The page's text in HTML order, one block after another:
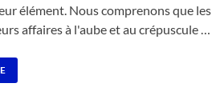
élément. Nous comprenons que les
affaires à l'aube et au crépuscule …